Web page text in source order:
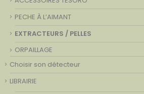
PECHE À L’AIMANT
EXTRACTEURS / PELLES
ORPAILLAGE
Choisir son détecteur
LIBRAIRIE